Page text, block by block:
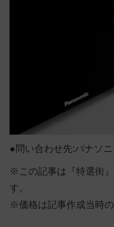
●問い合わせ先:パナソ
※この記事は『特選街
す。
※価格は記事作成当時の